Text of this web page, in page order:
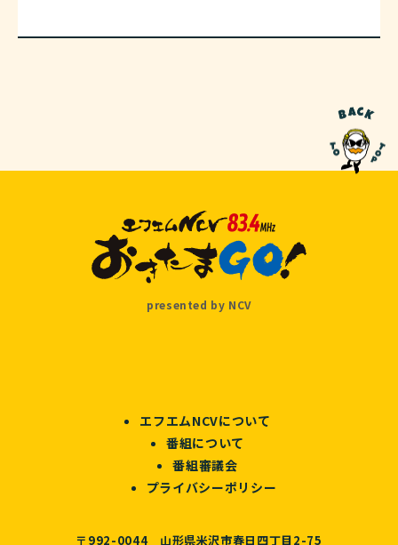
presented by NCV
エフエムNCVについて
番組について
番組審議会
プライバシーポリシー
〒992-0044 山形県米沢市春日四丁目2-75